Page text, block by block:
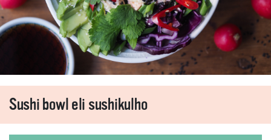
Sushi bowl eli sushikulho